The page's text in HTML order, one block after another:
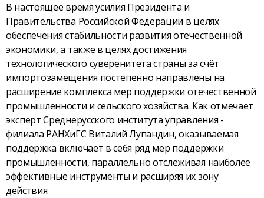
В настоящее время усилия Президента и
Правительства Российской Федерации в целях
обеспечения стабильности развития отечественной
экономики, а также в целях достижения
технологического суверенитета страны за счёт
импортозамещения постепенно направлены на
расширение комплекса мер поддержки отечественной
промышленности и сельского хозяйства. Как отмечает
эксперт Среднерусского института управления -
филиала РАНХиГС Виталий Лупандин, оказываемая
поддержка включает в себя ряд мер поддержки
промышленности, параллельно отслеживая наиболее
эффективные инструменты и расширяя их зону
действия.